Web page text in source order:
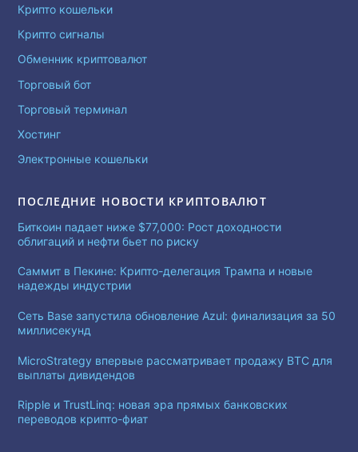
Крипто кошельки
Крипто сигналы
Обменник криптовалют
Торговый бот
Торговый терминал
Хостинг
Электронные кошельки
ПОСЛЕДНИЕ НОВОСТИ КРИПТОВАЛЮТ
Биткоин падает ниже $77,000: Рост доходности
облигаций и нефти бьет по риску
Саммит в Пекине: Крипто-делегация Трампа и новые
надежды индустрии
Сеть Base запустила обновление Azul: финализация за 50
миллисекунд
MicroStrategy впервые рассматривает продажу BTC для
выплаты дивидендов
Ripple и TrustLinq: новая эра прямых банковских
переводов крипто-фиат